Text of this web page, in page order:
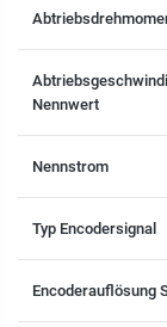
Nennwert
Nennstrom
Typ Encodersignal
Encoderauflösung